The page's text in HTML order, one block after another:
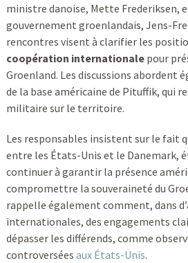
ministre danoise, Mette Frederiksen,
gouvernement groenlandais, Jens-
rencontres visent à clarifier les
coopération internationalepour
Groenland. Les discussions abordent
de la base américaine de Pituffik, qui
militaire sur le territoire.
Les responsables insistent sur le fait
entre les États-Unis et le Danemark,
continuer à garantir la présence
compromettre la souveraineté du
rappelle également comment, dans
internationales, des engagements
dépasser les différends, comme
controversées aux États-Unis.